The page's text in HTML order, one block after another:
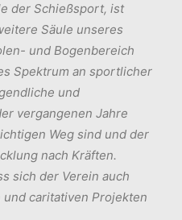
der Schießsport, ist
Säule unseres
und Bogenbereich
Spektrum an sportlicher
und
vergangenen Jahre
Weg sind und der
nach Kräften.
sich der Verein auch
caritativen Projekten